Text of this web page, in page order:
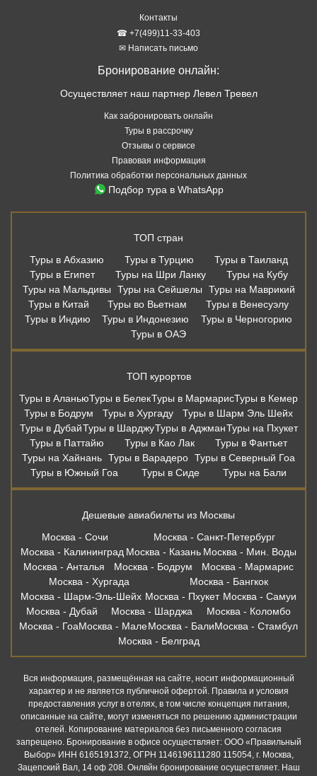
Контакты
☎ +7(499)11-33-403
✉ Написать письмо
Бронирование онлайн:
Осуществляет наш партнер Левел Тревел
Как забронировать онлайн
Туры в рассрочку
Отзывы о сервисе
Правовая информация
Политика обработки персональных данных
Подбор тура в WhatsApp
ТОП стран
Туры в Абхазию
Туры в Турцию
Туры в Таиланд
Туры в Египет
Туры на Шри Ланку
Туры на Кубу
Туры на Мальдивы
Туры на Сейшелы
Туры на Маврикий
Туры в Китай
Туры во Вьетнам
Туры в Венесуэлу
Туры в Индию
Туры в Индонезию
Туры в Черногорию
Туры в ОАЭ
ТОП курортов
Туры в АланьюТуры в БелекТуры в МармарисТуры в Кемер
Туры в Бодрум
Туры в Хургаду
Туры в Шарм Эль Шейх
Туры в ДубайТуры в ШарджуТуры в АджманТуры на Пхукет
Туры в Паттайю
Туры в Као Лак
Туры в Фантьет
Туры на Хайнань Туры в Варадеро Туры в Северный Гоа
Туры в Южный Гоа
Туры в Сиде Туры на Бали
Дешевые авиабилеты из Москвы
Москва - Сочи
Москва - Санкт-Петербург
Москва - Калининград Москва - Казань Москва - Мин. Воды
Москва - Анталья
Москва - Бодрум
Москва - Мармарис
Москва - Хургада
Москва - Бангкок
Москва - Шарм-Эль-Шейх Москва - Пхукет Москва - Самуи
Москва - Дубай
Москва - Шарджа
Москва - Коломбо
Москва - ГоаМосква - МалеМосква - БалиМосква - Стамбул
Москва - Белград
Вся информация, размещённая на сайте, носит информационный
характер и не является публичной офертой. Правила и условия
предоставления услуг в отелях, в том числе концепция питания,
описанные на сайте, могут изменяться по решению администрации
отелей. Копирование материалов без письменного согласия
запрещено. Бронирование в офисе осуществляет: ООО «Правильный
Выбор» ИНН 6165191372, ОГРН 1146196111280 115054, г. Москва,
Зацепский Вал, 14 оф 208. Онлвйн бронирование осуществляет. Наш